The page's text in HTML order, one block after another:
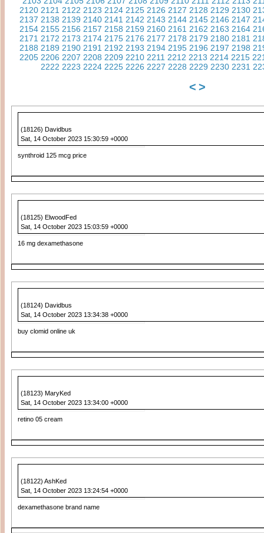
2120 2121 2122 2123 2124 2125 2126 2127 2128 2129 2130
2137 2138 2139 2140 2141 2142 2143 2144 2145 2146 2147
2154 2155 2156 2157 2158 2159 2160 2161 2162 2163 2164
2171 2172 2173 2174 2175 2176 2177 2178 2179 2180 2181
2188 2189 2190 2191 2192 2193 2194 2195 2196 2197 2198
2205 2206 2207 2208 2209 2210 2211 2212 2213 2214 2215
2222 2223 2224 2225 2226 2227 2228 2229 2230 2231
< >
(18126) Davidbus
Sat, 14 October 2023 15:30:59 +0000
synthroid 125 mcg price
(18125) ElwoodFed
Sat, 14 October 2023 15:03:59 +0000
16 mg dexamethasone
(18124) Davidbus
Sat, 14 October 2023 13:34:38 +0000
buy clomid online uk
(18123) MaryKed
Sat, 14 October 2023 13:34:00 +0000
retino 05 cream
(18122) AshKed
Sat, 14 October 2023 13:24:54 +0000
dexamethasone brand name